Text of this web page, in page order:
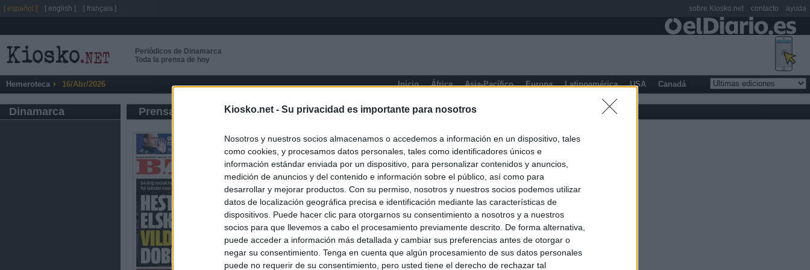
Kiosko.net - Su privacidad es importante para nosotros
Nosotros y nuestros socios almacenamos o accedemos a información en un dispositivo, tales
como cookies, y procesamos datos personales, tales como identificadores únicos e
información estándar enviada por un dispositivo, para personalizar contenidos y anuncios,
medición de anuncios y del contenido e información sobre el público, así como para
desarrollar y mejorar productos. Con su permiso, nosotros y nuestros socios podemos utilizar
datos de localización geográfica precisa e identificación mediante las características de
dispositivos. Puede hacer clic para otorgarnos su consentimiento a nosotros y a nuestros
socios para que llevemos a cabo el procesamiento previamente descrito. De forma alternativa,
puede acceder a información más detallada y cambiar sus preferencias antes de otorgar o
negar su consentimiento. Tenga en cuenta que algún procesamiento de sus datos personales
puede no requerir de su consentimiento, pero usted tiene el derecho de rechazar tal
Periódicos de Dinamarca
Toda la prensa de hoy
Hemeroteca 16/Abr/2026 Inicio África Asia-Pacífico Europa Latinoamérica USA Canadá
Dinamarca Prensa de Información General
[ español ] [ english ] [ français ] sobre Kiosko.net contacto ayuda